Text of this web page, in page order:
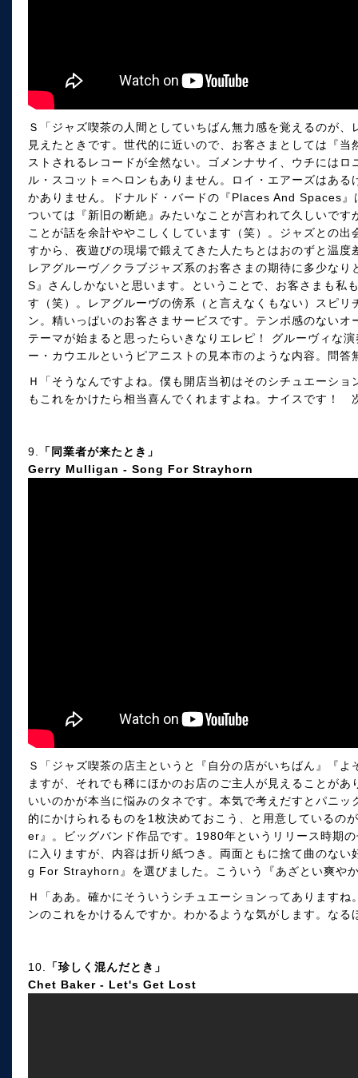
Ｓ「ジャズ喫茶の人間としていちばん無力感を覚えるのが
見えたときです。世代的に近いので、お客さまとしては『
ストされるレコードが全然ない。ゴメンナサイ、ウチには
ル・スコット＝ヘロンもありません。ロイ・エアーズはあ
かありません。ドナルド・バードの『Places And Spaces
ついては『新旧の断絶』みたいなことが言われて久しいで
ことが話を余計ややこしくしています（笑）。ジャズとの
すから、夜遊びの現場で鍛えてきた人たちとはおのずと温
レアグルーヴ／クラブジャズ系のお客さまの期待に多少な
S』さんしかないと思います。ということで、お客さまも私
す（笑）。レアグルーヴの傍系（と言えなくもない）スピ
ン。精いっぱいのお客さまサービスです。テンポ感のない
テーマが始まると思ったらいきなりエレピ！ グルーヴィな
ー・カウエルというピアニストの見本市のような内容。問
Ｈ「そうなんですよね。僕も開店当初はそのシチュエーシ
もこれをかけたら相当喜んでくれますよね。ナイスです！
9.
「同業者が来たとき」
Gerry Mulligan - Song For Strayhorn
Ｓ「ジャズ喫茶の店主というと『自分の店がいちばん』『
ますが、それでも稀にほかのお店のご主人が見えることが
いいのかが本当に悩みのタネです。本気で考えだすとパニ
的にかけられるものを1枚決めておこう、と用意しているの
er』。ビッグバンド作品です。1980年というリリース時期
に入りますが、内容は折り紙つき。両面ともに捨て曲のな
g For Strayhorn』を選びました。こういう『あざとい爽や
Ｈ「ああ。確かにそういうシチュエーションってあります
ンのこれをかけるんですか。わかるような気がします。な
10.
「珍しく混んだとき」
Chet Baker - Let's Get Lost